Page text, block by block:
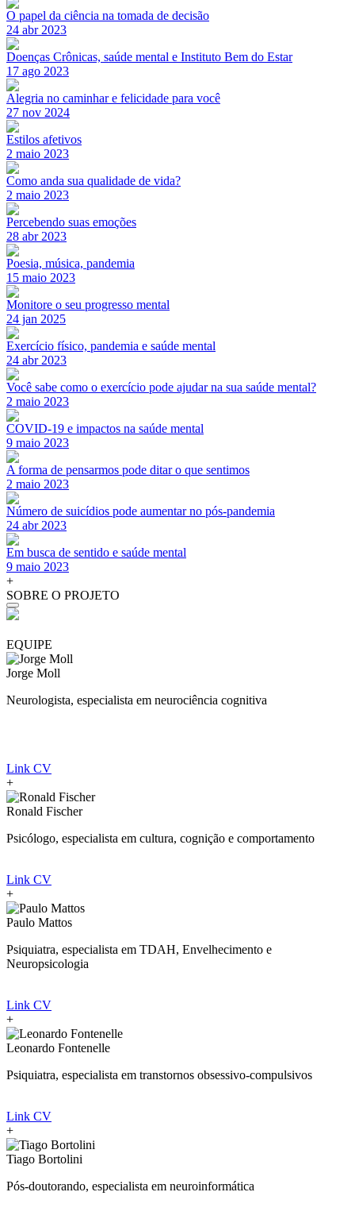
O papel da ciência na tomada de decisão
24 abr 2023
Doenças Crônicas, saúde mental e Instituto Bem do Estar
17 ago 2023
Alegria no caminhar e felicidade para você
27 nov 2024
Estilos afetivos
2 maio 2023
Como anda sua qualidade de vida?
2 maio 2023
Percebendo suas emoções
28 abr 2023
Poesia, música, pandemia
15 maio 2023
Monitore o seu progresso mental
24 jan 2025
Exercício físico, pandemia e saúde mental
24 abr 2023
Você sabe como o exercício pode ajudar na sua saúde mental?
2 maio 2023
COVID-19 e impactos na saúde mental
9 maio 2023
A forma de pensarmos pode ditar o que sentimos
2 maio 2023
Número de suicídios pode aumentar no pós-pandemia
24 abr 2023
Em busca de sentido e saúde mental
9 maio 2023
+
SOBRE O PROJETO
EQUIPE
Jorge Moll
Neurologista, especialista em neurociência cognitiva
Link CV
+
Ronald Fischer
Psicólogo, especialista em cultura, cognição e comportamento
Link CV
+
Paulo Mattos
Psiquiatra, especialista em TDAH, Envelhecimento e
Neuropsicologia
Link CV
+
Leonardo Fontenelle
Psiquiatra, especialista em transtornos obsessivo-compulsivos
Link CV
+
Tiago Bortolini
Pós-doutorando, especialista em neuroinformática